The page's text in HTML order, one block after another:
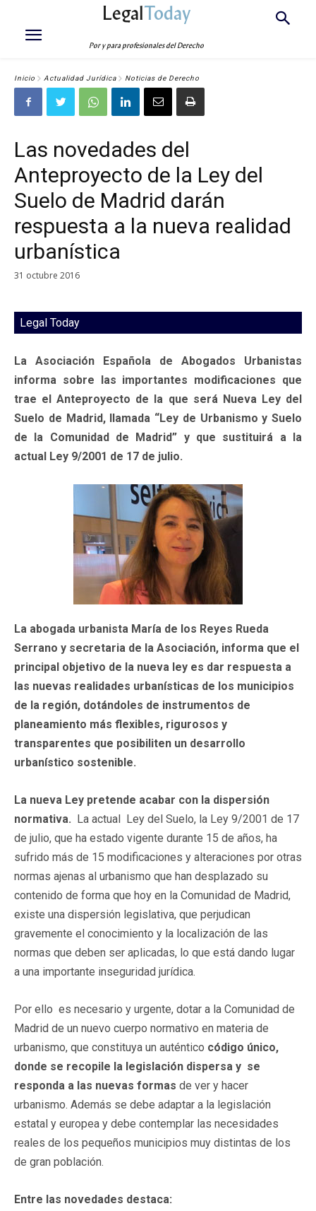
LegalToday
Por y para profesionales del Derecho
Inicio Actualidad Jurídica Noticias de Derecho
Las novedades del
Anteproyecto de la Ley del
Suelo de Madrid darán
respuesta a la nueva realidad
urbanística
31 octubre 2016
Legal Today
La Asociación Española de Abogados Urbanistas
informa sobre las importantes modificaciones que
trae el Anteproyecto de la que será Nueva Ley del
Suelo de Madrid, llamada “Ley de Urbanismo y Suelo
de la Comunidad de Madrid” y que sustituirá a la
actual Ley 9/2001 de 17 de julio.
La abogada urbanista María de los Reyes Rueda
Serrano y secretaria de la Asociación, informa que el
principal objetivo de la nueva ley es dar respuesta a
las nuevas realidades urbanísticas de los municipios
de la región, dotándoles de instrumentos de
planeamiento más flexibles, rigurosos y
transparentes que posibiliten un desarrollo
urbanístico sostenible.
La nueva Ley pretende acabar con la dispersión
normativa. La actual Ley del Suelo, la Ley 9/2001 de 17
de julio, que ha estado vigente durante 15 de años, ha
sufrido más de 15 modificaciones y alteraciones por otras
normas ajenas al urbanismo que han desplazado su
contenido de forma que hoy en la Comunidad de Madrid,
existe una dispersión legislativa, que perjudican
gravemente el conocimiento y la localización de las
normas que deben ser aplicadas, lo que está dando lugar
a una importante inseguridad jurídica.
Por ello es necesario y urgente, dotar a la Comunidad de
Madrid de un nuevo cuerpo normativo en materia de
urbanismo, que constituya un auténtico código único,
donde se recopile la legislación dispersa y se
responda a las nuevas formas de ver y hacer
urbanismo. Además se debe adaptar a la legislación
estatal y europea y debe contemplar las necesidades
reales de los pequeños municipios muy distintas de los
de gran población.
Entre las novedades destaca: